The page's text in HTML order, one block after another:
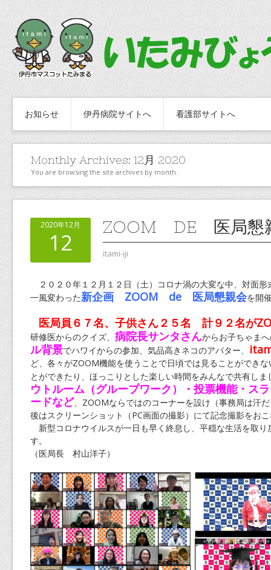
お知らせ 伊丹病院サイトへ 看護部サイトへ
Monthly Archives: 12月 2020
You are browsing the site archives by month.
2020年12月
12
ZOOM DE 医局懇
itami-iji
２０２０年１２月１２日（土）コロナ渦の大変な中、対面形
一風変わった新企画 ZOOM de 医局懇親会を開
医局員６７名、子供さん２５名 計９２名が
研修医からのクイズ、 病院長サンタさんからお子ちゃま
ル背景でハワイからの参加、気品高きネコのアバター、
ど、各々がZOOM機能を使うことで日頃では見ることができ
とができたり、ほっこりとした楽しい時間をみんなで共有しま
ウトルーム（グループワーク）・投票機能・ス
ードなど、ZOOMならではのコーナーを設け（事務局は汗
後はスクリーンショット（PC画面の撮影）にて記念撮影をお
新型コロナウイルスが一日も早く終息し、平穏な生活を取り
す。
（医局長 村山洋子）